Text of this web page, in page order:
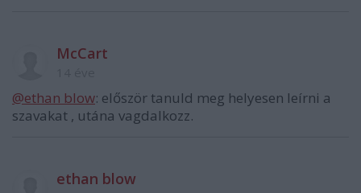
McCart
@ethan blow: először tanuld meg helyesen leírni a
szavakat , utána vagdalkozz.
ethan blow